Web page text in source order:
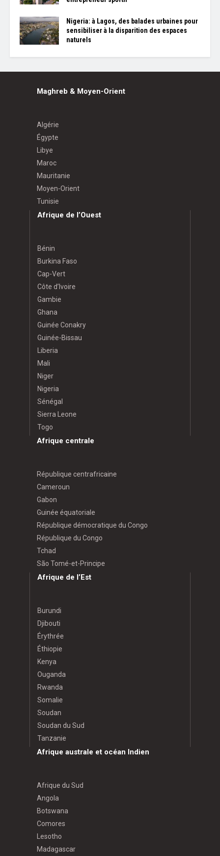
Nigeria: à Lagos, des balades urbaines pour
sensibiliser à la disparition des espaces
naturels
Maghreb & Moyen-Orient
Algérie
Égypte
Libye
Maroc
Mauritanie
Moyen-Orient
Tunisie
Afrique de l’Ouest
Bénin
Burkina Faso
Cap-Vert
Côte d’Ivoire
Gambie
Ghana
Guinée Conakry
Guinée-Bissau
Liberia
Mali
Niger
Nigeria
Sénégal
Sierra Leone
Togo
Afrique centrale
République centrafricaine
Cameroun
Gabon
Guinée équatoriale
République démocratique du Congo
République du Congo
Tchad
São Tomé-et-Principe
Afrique de l’Est
Burundi
Djibouti
Érythrée
Éthiopie
Kenya
Ouganda
Rwanda
Somalie
Soudan
Soudan du Sud
Tanzanie
Afrique australe et océan Indien
Afrique du Sud
Angola
Botswana
Comores
Lesotho
Madagascar